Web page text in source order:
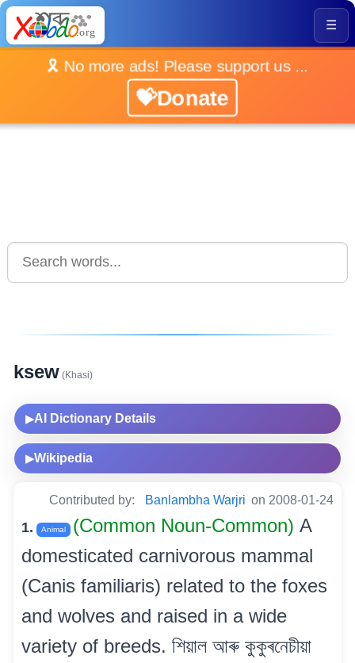
☰
🎗️ No more ads! Please support us ...
💝Donate
ksew (Khasi)
▶AI Dictionary Details
▶Wikipedia
Contributed by: Banlambha Warjri on 2008-01-24
1. Animal (Common Noun-Common) A
domesticated carnivorous mammal
(Canis familiaris) related to the foxes
and wolves and raised in a wide
variety of breeds. শিয়াল আৰু কুকুৰনেচীয়া